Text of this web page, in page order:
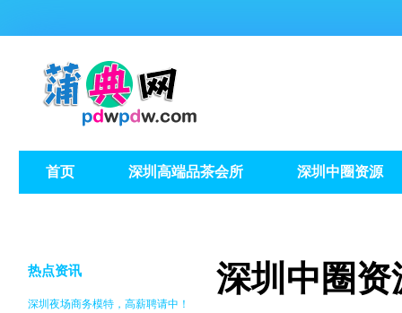
首页 深圳高端品茶会所 深圳中圈资源
深圳中圈资
热点资讯
深圳夜场商务模特，高薪聘请中！